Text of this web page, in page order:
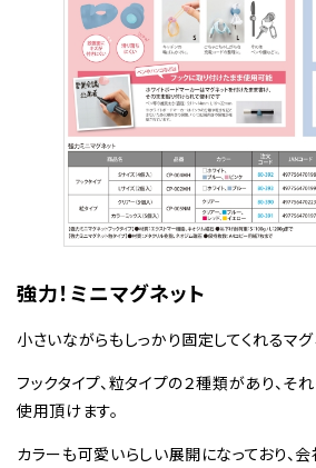
強力！ミニマグネット
小さいながらもしっかり固定してくれるマグ
フックタイプ、粒タイプの２種類があり、
使用頂けます。
カラーも可愛いらしい展開になっており、